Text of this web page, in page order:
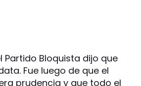
Partido Bloquista dijo que
Fue luego de que el
prudencia y que todo el